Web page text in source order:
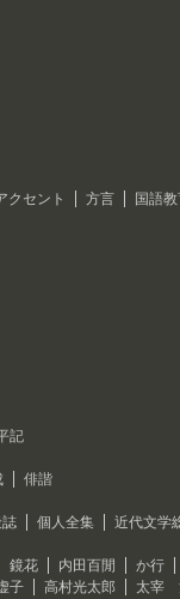
クセント 方言
国語
記
俳諧
誌 個人全集
近代文学
鏡花 内田百閒
か行
子 高村光太郎
太宰